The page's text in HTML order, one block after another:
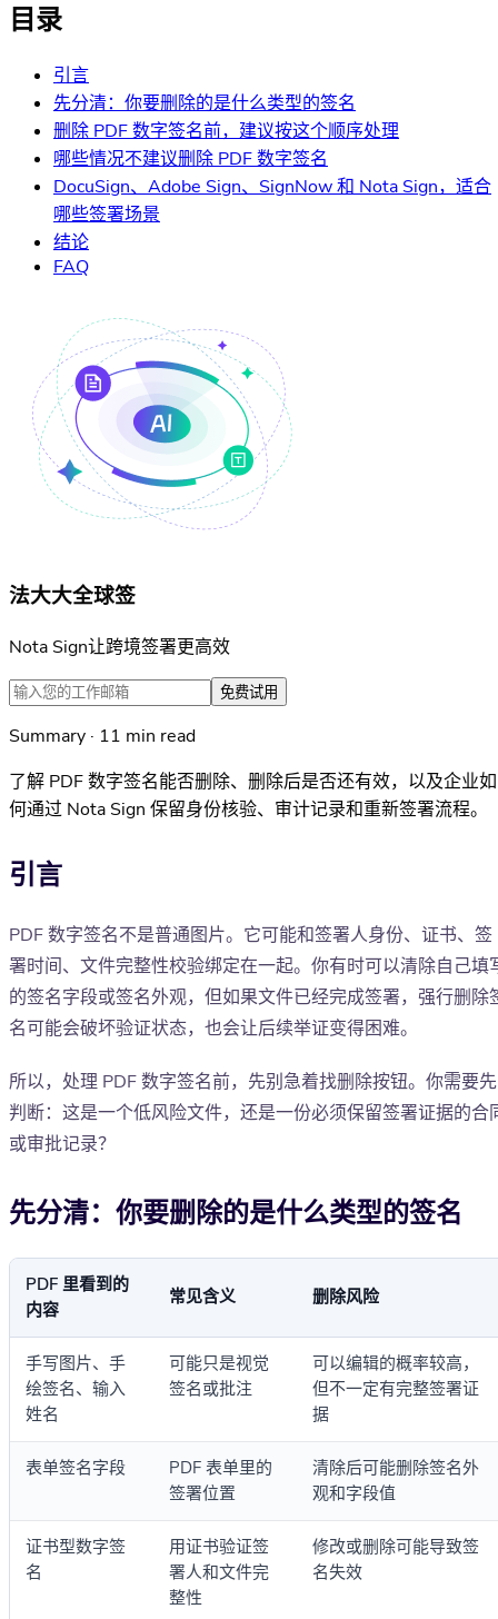
目录
引言
先分清：你要删除的是什么类型的签名
删除 PDF 数字签名前，建议按这个顺序处理
哪些情况不建议删除 PDF 数字签名
DocuSign、Adobe Sign、SignNow 和 Nota Sign，适合
哪些签署场景
结论
FAQ
法大大全球签
Nota Sign让跨境签署更高效
免费试用
Summary · 11 min read
了解 PDF 数字签名能否删除、删除后是否还有效，以及企业如
何通过 Nota Sign 保留身份核验、审计记录和重新签署流程。
引言
PDF 数字签名不是普通图片。它可能和签署人身份、证书、签
署时间、文件完整性校验绑定在一起。你有时可以清除自己填
的签名字段或签名外观，但如果文件已经完成签署，强行删除
名可能会破坏验证状态，也会让后续举证变得困难。
所以，处理 PDF 数字签名前，先别急着找删除按钮。你需要先
判断：这是一个低风险文件，还是一份必须保留签署证据的合
或审批记录？
先分清：你要删除的是什么类型的签名
PDF 里看到的
内容
常见含义 删除风险
手写图片、手
绘签名、输入
姓名
可能只是视觉
签名或批注
可以编辑的概率较高，
但不一定有完整签署证
据
表单签名字段
PDF 表单里的
签署位置
清除后可能删除签名外
观和字段值
证书型数字签
名
用证书验证签
署人和文件完
整性
修改或删除可能导致签
名失效